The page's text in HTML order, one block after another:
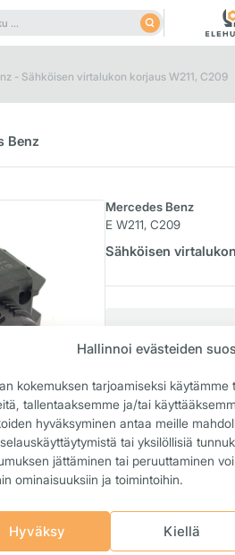
Hallinnoi evästeiden
kokemuksen tarjoamiseksi käytämme
tallentaaksemme ja/tai
hyväksyminen antaa meille
tai yksilöllisiä
jättäminen tai peruuttaminen
ominaisuuksiin ja toimintoihin.
Hyväksy Kiellä
- Sähköisen virtalukon korjaus W211, C209
Benz
Mercedes Benz
E W211, C209
Sähköisen
Avain ei käänny
Virrat ei kytkeydy
Huom! Korjauksen
hinta 280 € ja kaksi
Takuu 12 kk.
Täytä sähköinen